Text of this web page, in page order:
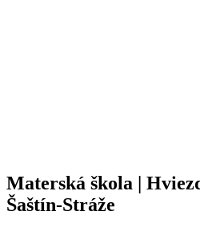
Materská škola |
Šaštín-Stráže